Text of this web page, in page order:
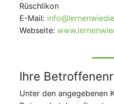
Rüschlikon
E-Mail:
Webseite:
Ihre
Unter den angegebenen